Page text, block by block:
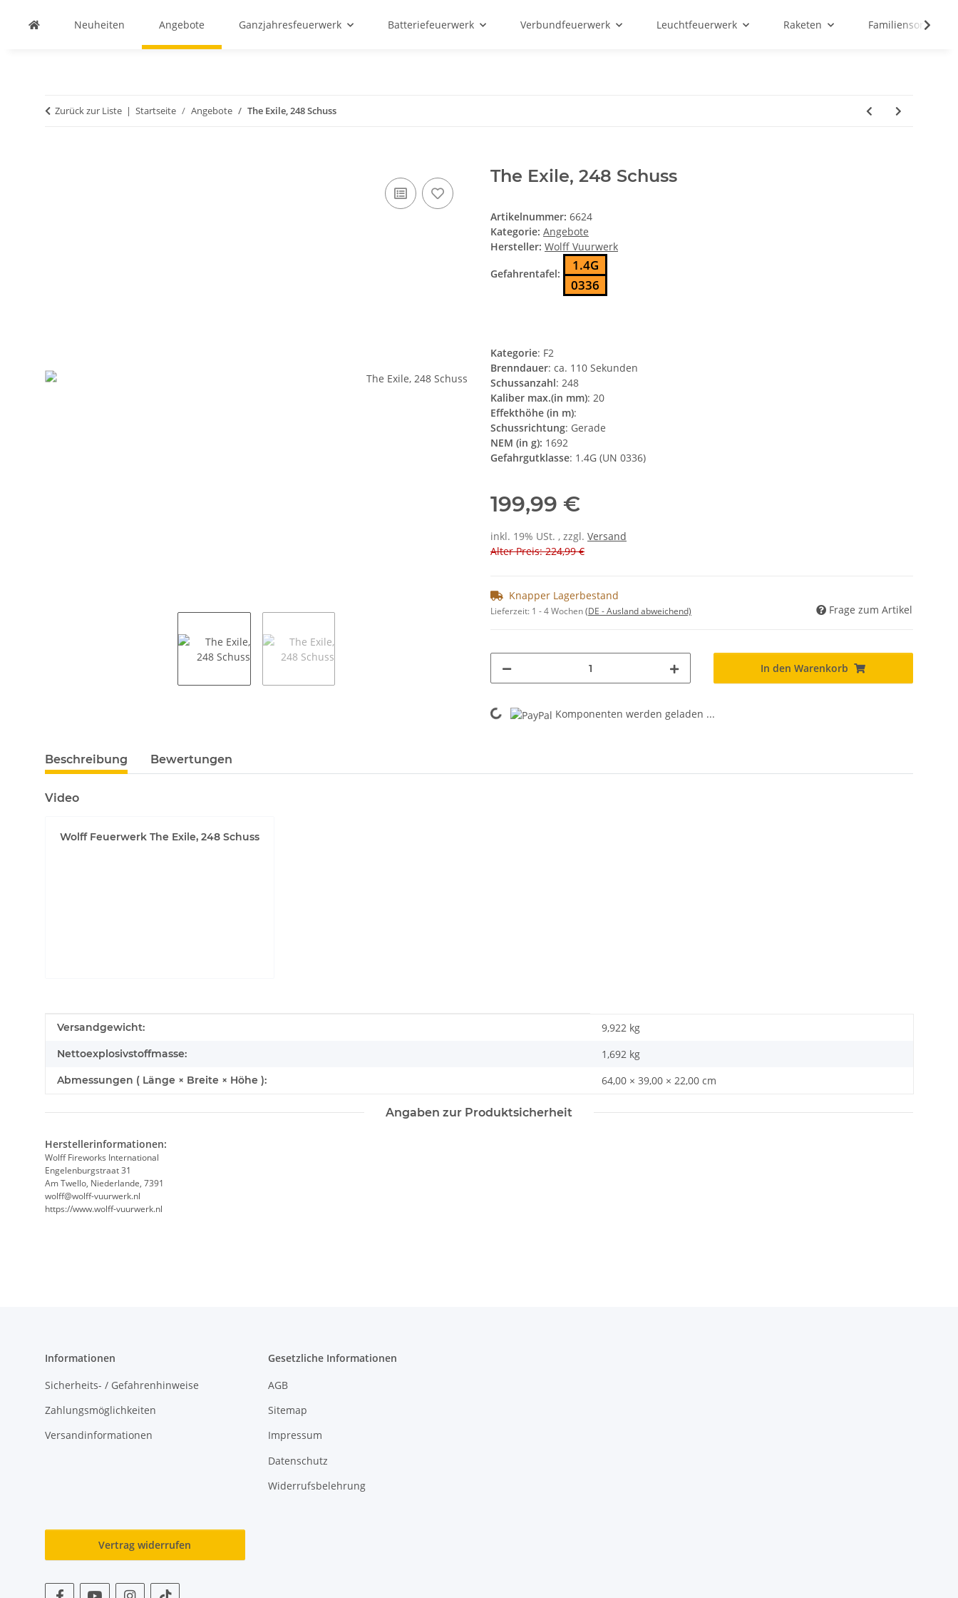
Neuheiten Angebote Ganzjahresfeuerwerk Batteriefeuerwerk Verbundfeuerwerk Leuchtfeuerwerk Raketen
Zurück zur Liste Startseite Angebote The Exile, 248 Schuss
The Exile, 248 Schuss
Artikelnummer: 6624
Kategorie: Angebote
Hersteller: Wolff Vuurwerk
Gefahrentafel:
1.4G
0336
Kategorie: F2
Brenndauer: ca. 110 Sekunden
Schussanzahl: 248
Kaliber max.(in mm): 20
Effekthöhe (in m):
Schussrichtung: Gerade
NEM (in g): 1692
Gefahrgutklasse: 1.4G (UN 0336)
199,99 €
inkl. 19% USt. , zzgl. Versand
Alter Preis: 224,99 €
Knapper Lagerbestand
Lieferzeit: 1 - 4 Wochen(DE - Ausland abweichend) Frage zum Artikel
In den Warenkorb
Loading... Komponenten werden geladen ...
weitere Registerkarten anzeigen
Beschreibung Bewertungen
Video
Wolff Feuerwerk The Exile, 248 Schuss
Produkteigenschaft
Wert
Versandgewicht: 9,922 kg
Nettoexplosivstoffmasse: 1,692 kg
Abmessungen ( Länge × Breite × Höhe ): 64,00 × 39,00 × 22,00 cm
Angaben zur Produktsicherheit
Herstellerinformationen:
Wolff Fireworks International
Engelenburgstraat 31
Am Twello, Niederlande, 7391
wolff@wolff-vuurwerk.nl
https://www.wolff-vuurwerk.nl
Informationen
Sicherheits- / Gefahrenhinweise
Zahlungsmöglichkeiten
Versandinformationen
Gesetzliche Informationen
AGB
Sitemap
Impressum
Datenschutz
Widerrufsbelehrung
Vertrag widerrufen